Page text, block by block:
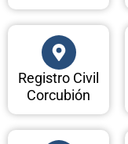
Registro Civil
Corcubión